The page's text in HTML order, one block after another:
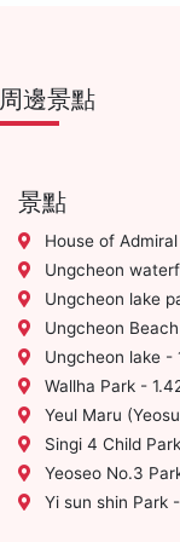
周邊景點
景點
House of
Ungcheon
Ungcheon lake
Ungcheon
Ungcheon lake -
Wallha Park -
Yeul Maru
Singi 4 Child
Yeoseo No.3
Yi sun shin Park